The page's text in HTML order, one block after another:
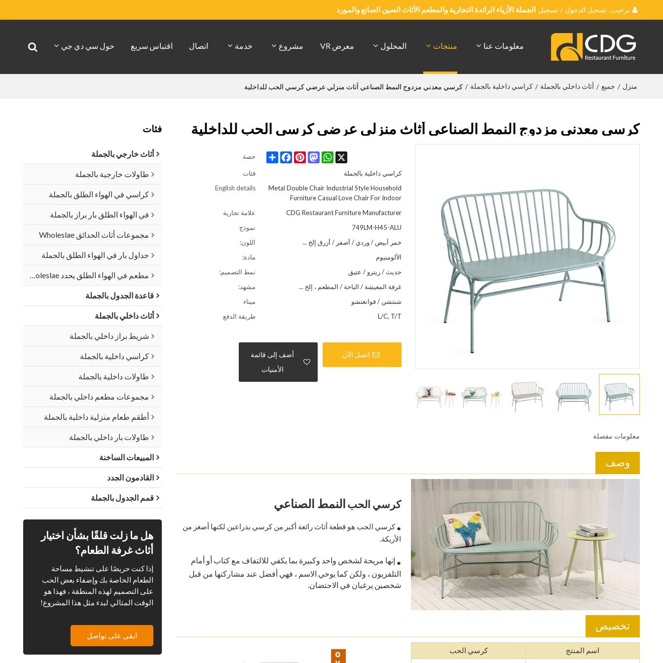
ترحيب, تسجيل الدخول / تسجيل الجملة الأزياء الرائدة التجارية والمطعم الأثاث الصين الصانع والمورد
معلومات عنا منتجات المحلول معرض VR مشروع خدمة اتصال اقتباس سريع حول سي دي جي
منزل / جميع / أثاث داخلي بالجملة / كراسي داخلية بالجملة / كرسي معدني مزدوج النمط الصناعي أثاث منزلي عرضي كرسي الحب للداخلية
فئات
أثاث خارجي بالجملة
طاولات خارجية بالجملة
كراسي في الهواء الطلق بالجملة
في الهواء الطلق بار براز بالجملة
مجموعات أثاث الحدائق Wholeslae
جداول بار في الهواء الطلق بالجملة
مطعم في الهواء الطلق يحدد Wholeslae
قاعدة الجدول بالجملة
أثاث داخلي بالجملة
شريط براز داخلي بالجملة
كراسي داخلية بالجملة
طاولات داخلية بالجملة
مجموعات مطعم داخلي بالجملة
أطقم طعام منزلية داخلية بالجملة
طاولات بار داخلي بالجملة
المبيعات الساخنة
القادمون الجدد
قمم الجدول بالجملة
هل ما زلت قلقًا بشأن اختيار
أثاث غرفة الطعام؟
إذا كنت حريصًا على تنشيط مساحة
الطعام الخاصة بك وإضفاء بعض الحب
على التصميم لهذه المنطقة ، فهذا هو
الوقت المثالي لبدء مثل هذا المشروع!
ابقى على تواصل
كرسي معدني مزدوج النمط الصناعي أثاث منزلي عرضي كرسي الحب للداخلية
حصة Share
FacebookPinterest
Mastodon
WhatsApp X
فئات
كراسي داخلية بالجملة
English details
Metal Double Chair Industrial Style Household
Furniture Casual Love Chair For Indoor
علامة تجارية
CDG Restaurant Furniture Manufacturer
نموذج
749LM-H45-ALU
اللون:
خمر أبيض / وردي / أصفر / أزرق إلخ ...
مادة:
الألومنيوم
نمط التصميم:
حديث / ريترو / عتيق
مشهد:
غرفة المعيشة / الباحة / المطعم ، إلخ ...
ميناء
شنتشن / قوانغتشو
طريقة الدفع
L/C, T/T
اتصل الآن
أضف إلى قائمة
الأمنيات
معلومات مفصلة
وصف
كرسي الحبالنمط الصناعي
● كرسي الحب هو قطعة أثاث رائعة أكبر من كرسي بذراعين لكنها أصغر من
الأريكة.
● إنها مريحة لشخص واحد وكبيرة بما يكفي للالتفاف مع كتاب أو أمام
التلفزيون ، ولكن كما يوحي الاسم ، فهي أفضل عند مشاركتها من قبل
شخصين يرغبان في الاحتضان.
تخصيص
اسم المنتج كرسي الحب